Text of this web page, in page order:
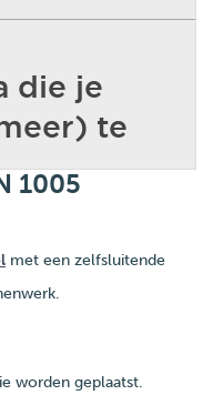
1005
met een zelfsluitende
worden geplaatst.